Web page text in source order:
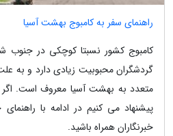
راهنمای سفر به کامبوج بهشت آسیا
کامبوج کشور نسبتا کوچکی در جنوب
گردشگران محبوبیت زیادی دارد و به
متعدد به بهشت آسیا معروف است. اگر
پیشنهاد می کنیم در ادامه با
خبرنگاران همراه باشید.